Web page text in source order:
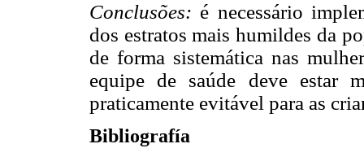
Conclusões: é necessário
dos estratos mais humildes da
de forma sistemática nas
equipe de saúde deve estar
praticamente evitável para as
Bibliografía